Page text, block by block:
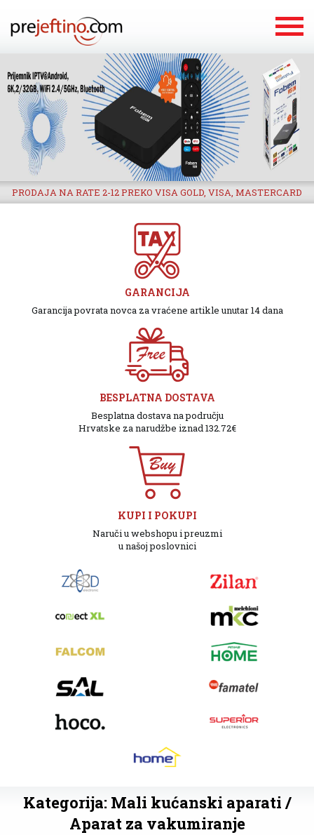
PRODAJA NA RATE 2-12 PREKO VISA GOLD, VISA, MASTERCARD
GARANCIJA
Garancija povrata novca za vraćene artikle unutar 14 dana
BESPLATNA DOSTAVA
Besplatna dostava na području
Hrvatske za narudžbe iznad 132.72€
KUPI I POKUPI
Naruči u webshopu i preuzmi
u našoj poslovnici
Kategorija: Mali kućanski aparati /
Aparat za vakumiranje